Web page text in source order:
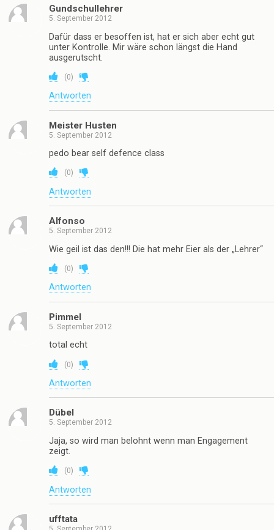
Gundschullehrer
5. September 2012
Dafür dass er besoffen ist, hat er sich aber echt gut
unter Kontrolle. Mir wäre schon längst die Hand
ausgerutscht.
(0)
Antworten
Meister Husten
5. September 2012
pedo bear self defence class
(0)
Antworten
Alfonso
5. September 2012
Wie geil ist das den!!! Die hat mehr Eier als der „Lehrer“
(0)
Antworten
Pimmel
5. September 2012
total echt
(0)
Antworten
Dübel
5. September 2012
Jaja, so wird man belohnt wenn man Engagement
zeigt.
(0)
Antworten
ufftata